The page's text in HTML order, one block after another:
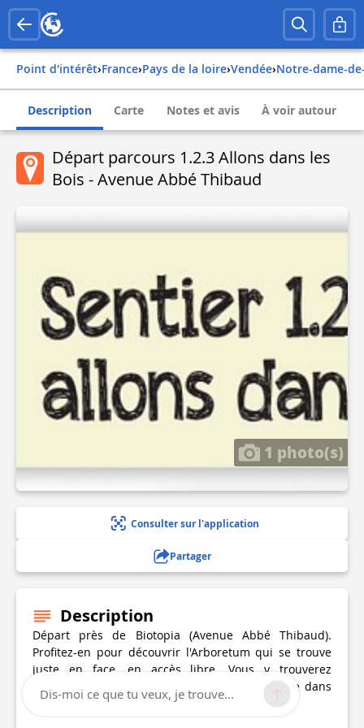
Point d'intérêt› france› pays de la loire› vendée› notre-dame-
Description Carte Notes et avis À voir autour
Départ parcours 1.2.3 Allons dans les
Bois - Avenue Abbé Thibaud
1 photo(s)
Consulter sur l'application
Partager
Description
Départ près de Biotopia (Avenue Abbé Thibaud).
Profitez-en pour découvrir l'Arboretum qui se trouve
juste en face, en accès libre. Vous y trouverez
différentes essences d'arbres que l'on retrouve dans
la forêt domaniale des Pays de Monts.
Dis-moi ce que tu veux, je trouve...